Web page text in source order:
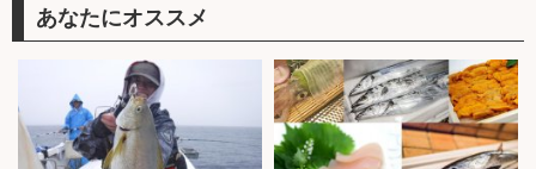
あなたにオススメ